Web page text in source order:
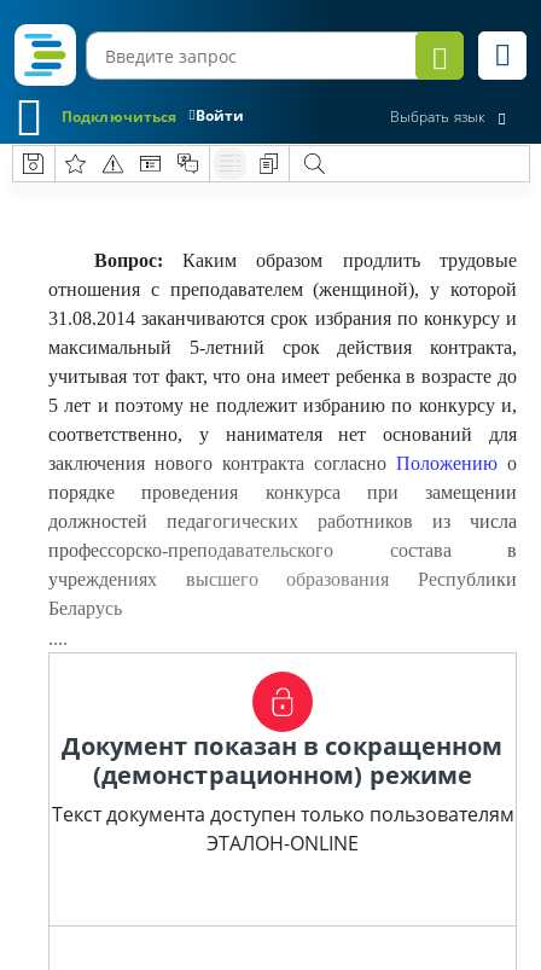
Войти
Подключиться Выбрать язык
Вопрос: Каким образом продлить трудовые
отношения с преподавателем (женщиной), у которой
31.08.2014 заканчиваются срок избрания по конкурсу и
максимальный 5-летний срок действия контракта,
учитывая тот факт, что она имеет ребенка в возрасте до
5 лет и поэтому не подлежит избранию по конкурсу и,
соответственно, у нанимателя нет оснований для
заключения нового контракта согласно Положению о
порядке проведения конкурса при замещении
должностей педагогических работников из числа
профессорско-преподавательского состава в
учреждениях высшего образования Республики
Беларусь
....
Документ показан в сокращенном
(демонстрационном) режиме
Текст документа доступен только пользователям
ЭТАЛОН-ONLINE